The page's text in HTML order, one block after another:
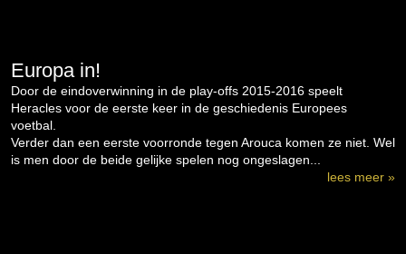
Europa in!
Door de eindoverwinning in de play-offs 2015-2016 speelt
Heracles voor de eerste keer in de geschiedenis Europees
voetbal.
Verder dan een eerste voorronde tegen Arouca komen ze niet. Wel
is men door de beide gelijke spelen nog ongeslagen...
lees meer »